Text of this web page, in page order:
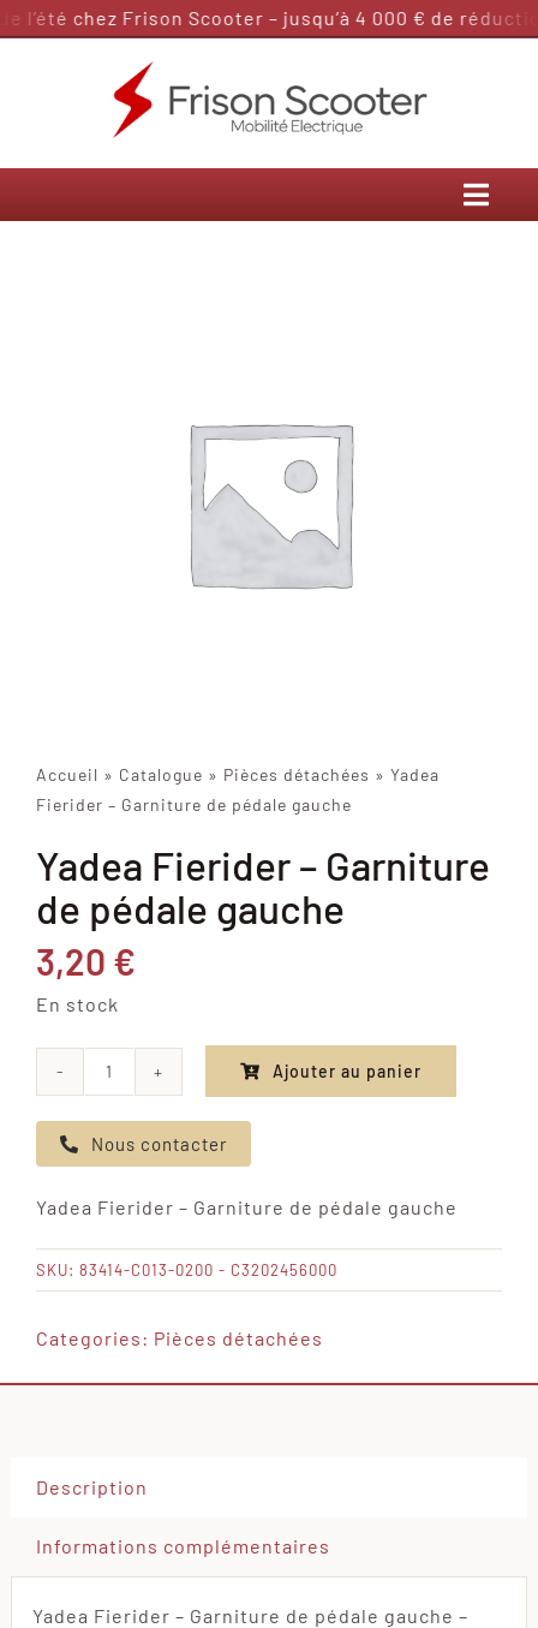
Passer
l’été chez Frison Scooter – jusqu’à 4 000 € de
Accueil » Catalogue » Pièces détachées » Yadea
Fierider – Garniture de pédale gauche
Yadea Fierider – Garniture
de pédale gauche
3,20 €
En stock
de
Yadea
-
Garniture
de
Ajouter au panier
Nous contacter
Yadea Fierider – Garniture de pédale gauche
SKU: 83414-C013-0200 - C3202456000
Categories: Pièces détachées
Description
Informations complémentaires
Yadea Fierider – Garniture de pédale gauche –